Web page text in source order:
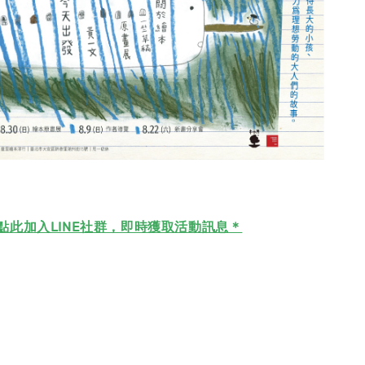
此加入LINE社群，即時獲取活動訊息＊